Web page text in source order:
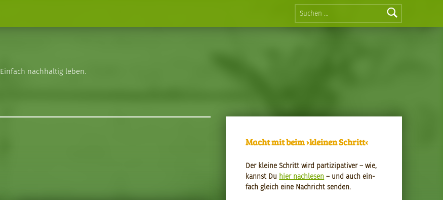
Suchen nach:
Einfach nachhaltig leben.
Macht mit beim ›kleinen Schritt‹
Der kleine Schritt wird par­tizipa­tiv­er – wie,
kannst Du hier nach­le­sen – und auch ein­
fach gle­ich eine Nachricht senden.